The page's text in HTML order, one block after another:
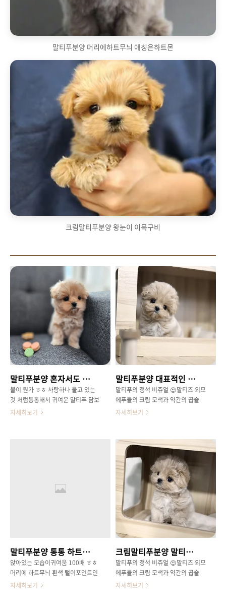
말티푸분양 머리에하트무늬 애칭은하트몬
크림말티푸분양 왕눈이 이목구비
말티푸분양 혼자서도 잘노는 담보
볼이 뭔가 ㅎㅎ 사탕하나 물고 있는
것 처럼통통해서 귀여운 말티푸 담보
😍😊성별은 공주님찐한 크리미 모색
료하고 씩씩한 컨디션으로 개린이 시
자세히보기
말티푸분양 대표적인 비쥬얼
말티푸의 정석 비쥬얼 😍말티즈 외모
에푸들의 크림 모색과 약간의 곱슬
모질을 가지고 있는크림말티푸 솔방
만아이들마다 모두 다른 매력을보여
주고 있어요ㅎㅎ같은 견종이더라도
아이들마다 모색도 다양하지만모질
도 다르고생김새도 비슷한듯 싶어도
자세히보면 모두 다르게 생겼다죠 ㅎ
ㅎ 말티즈와 푸들의 유전자가딱 보이
는 ! 말티푸 꼬물이방울이는 현재 2
차접종을 완료하고씩씩한 컨디션 뽐
내고 있는 중이랍니다 😘😘엄마 아
빠의 좋은 유전자만을 물려받아 방울
이만의 장점도 업 🤗 털빠짐이 없는
편에 속하고작은 체구와 귀여운 외모
는말티푸의 장점이 딱 느껴지시죠 ㅎ
ㅎ요즘은 오히려순종 말티즈나 푸들
보다도말티푸 아가들을 찾아주시는
분들이더욱 많이 계신 거 같습니다 !
자세히보기
말티푸분양 통통 하트무늬 하트몬
앉아있는 모습이귀여움 100배 ㅎㅎ
머리에 하트무늬 흰색 털이포인트인
그래서 애칭도 하트몬이 된 아이 😋
자세히보기
크림말티푸분양 말티푸의 정석 솔방울
말티푸의 정석 비쥬얼 😍말티즈 외모
에푸들의 크림 모색과 약간의 곱슬
모질을 가지고 있는크림말티푸 솔방
자세히보기